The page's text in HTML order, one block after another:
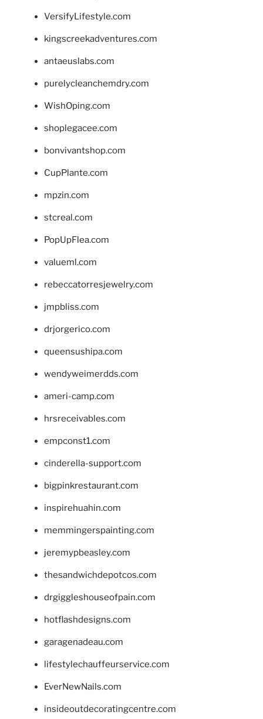
VersifyLifestyle.com
kingscreekadventures.com
antaeuslabs.com
purelycleanchemdry.com
WishOping.com
shoplegacee.com
bonvivantshop.com
CupPlante.com
mpzin.com
stcreal.com
PopUpFlea.com
valueml.com
rebeccatorresjewelry.com
jmpbliss.com
drjorgerico.com
queensushipa.com
wendyweimerdds.com
ameri-camp.com
hrsreceivables.com
empconst1.com
cinderella-support.com
bigpinkrestaurant.com
inspirehuahin.com
memmingerspainting.com
jeremypbeasley.com
thesandwichdepotcos.com
drgiggleshouseofpain.com
hotflashdesigns.com
garagenadeau.com
lifestylechauffeurservice.com
EverNewNails.com
insideoutdecoratingcentre.com